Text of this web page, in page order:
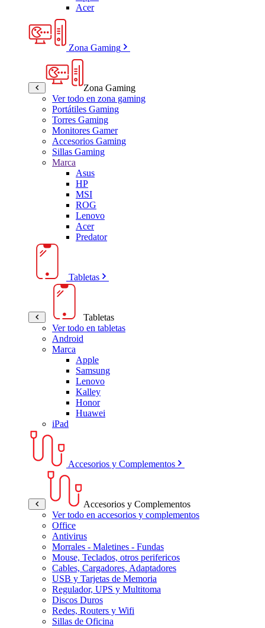
Acer
Zona Gaming
Zona Gaming
Ver todo en zona gaming
Portátiles Gaming
Torres Gaming
Monitores Gamer
Accesorios Gaming
Sillas Gaming
Marca
Asus
HP
MSI
ROG
Lenovo
Acer
Predator
Tabletas
Tabletas
Ver todo en tabletas
Android
Marca
Apple
Samsung
Lenovo
Kalley
Honor
Huawei
iPad
Accesorios y Complementos
Accesorios y Complementos
Ver todo en accesorios y complementos
Office
Antivirus
Morrales - Maletines - Fundas
Mouse, Teclados, otros perifericos
Cables, Cargadores, Adaptadores
USB y Tarjetas de Memoria
Regulador, UPS y Multitoma
Discos Duros
Redes, Routers y Wifi
Sillas de Oficina